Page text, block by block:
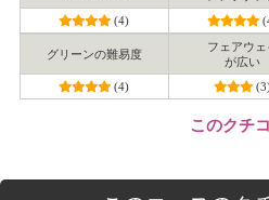
(4)
グリーンの難易度
フェアウェ
が広い
(4)
このクチ